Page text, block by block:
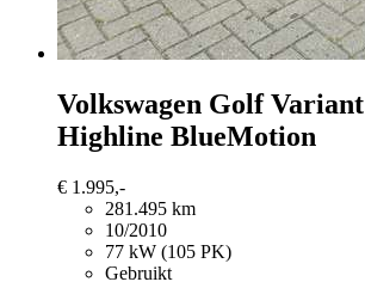
Volkswagen Golf Variant
Highline BlueMotion
€ 1.995,-
281.495 km
10/2010
77 kW (105 PK)
Gebruikt